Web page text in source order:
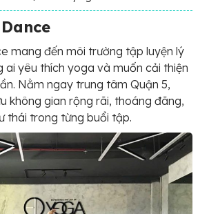
mang đến môi trường tập luyện lý
ai yêu thích yoga và muốn cải thiện
Nằm ngay trung tâm Quận 5,
không gian rộng rãi, thoáng đãng,
thái trong từng buổi tập.